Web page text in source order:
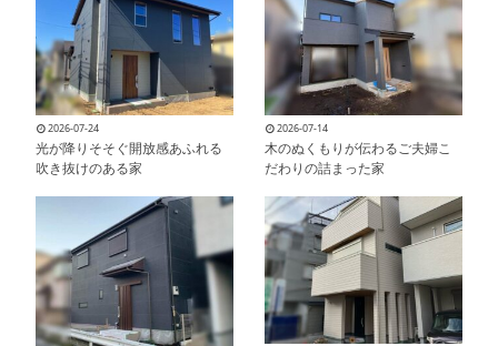
2026-07-24
光が降りそそぐ開放感あふれる
吹き抜けのある家
2026-07-14
木のぬくもりが伝わるご夫婦こ
だわりの詰まった家